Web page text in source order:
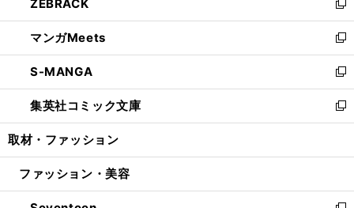
く
で
開
く
ド
ウ
で
開
く
ィ
ン
ド
ウ
で
開
く
い
ウ
ィ
ン
ド
ウ
で
開
ZEBRACK
新
し
い
ウ
ィ
ン
ド
ウ
開
マンガMeets
新
し
い
ウ
ィ
ン
ウ
開
S-MANGA
新
し
い
ウ
ン
ウ
集英社コミック文庫
新
し
ウ
ン
取材・ファッション
ファッション・美容